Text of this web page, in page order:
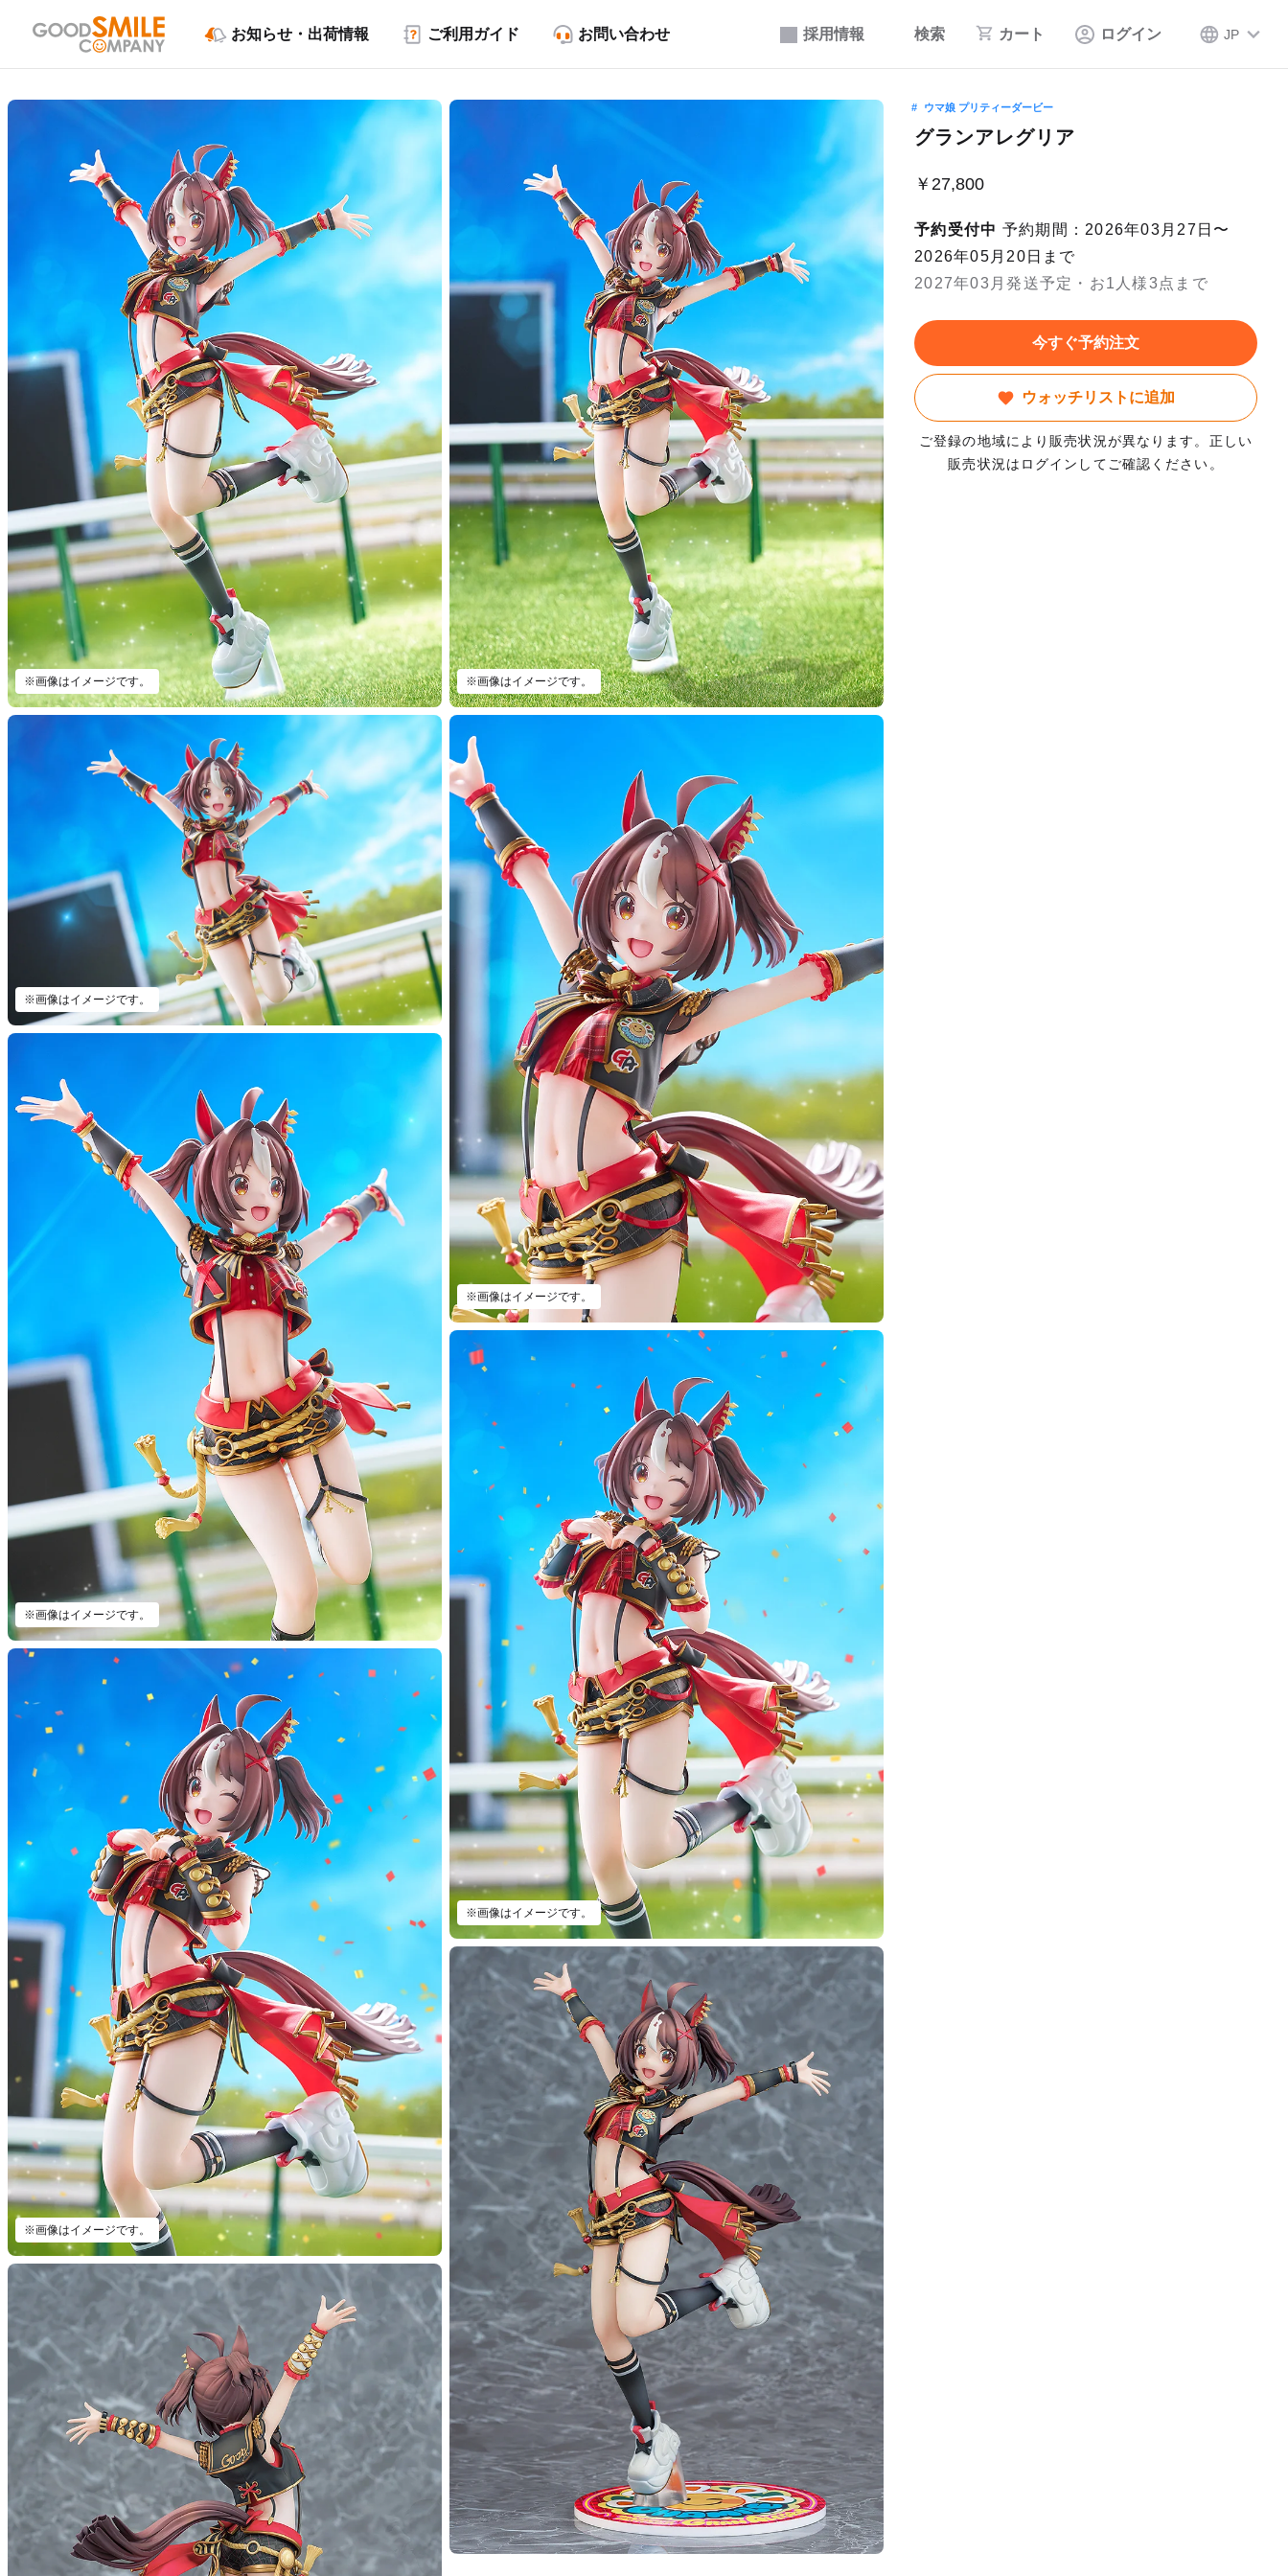
採用情報 検索 カート ログイン JP
お知らせ・出荷情報 ご利用ガイド お問い合わせ
※画像はイメージです。 ※画像はイメージです。
※画像はイメージです。
※画像はイメージです。
※画像はイメージです。
※画像はイメージです。
※画像はイメージです。
ウマ娘 プリティーダービー
グランアレグリア
￥27,800
予約受付中 予約期間：2026年03月27日〜
2026年05月20日まで
2027年03月発送予定・お1人様3点まで
今すぐ予約注文
ウォッチリストに追加
ご登録の地域により販売状況が異なります。正しい
販売状況はログインしてご確認ください。